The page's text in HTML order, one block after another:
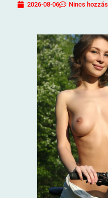
2026-08-06 Nincs